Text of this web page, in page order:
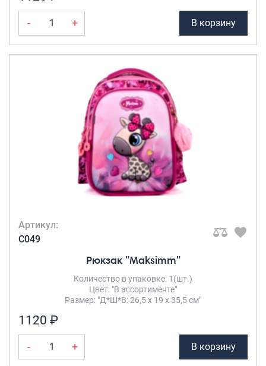
- + В корзину
Артикул:
C049
Рюкзак "Maksimm"
Количество в упаковке: 1(шт.)
Цвет: "В ассортименте"
Размер: "Д*Ш*В: 26,5 х 19 х 35,5 см"
1120 ₽
- + В корзину